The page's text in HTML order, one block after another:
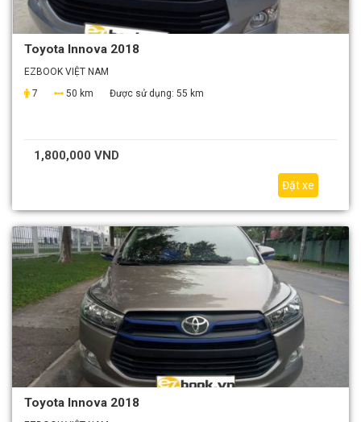
Toyota Innova 2018
EZBOOK VIỆT NAM
7
50 km Được sử dụng: 55 km
1,800,000 VND
Đặt xe
Toyota Innova 2018